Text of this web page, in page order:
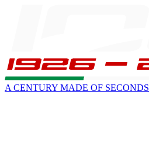
A CENTURY MADE OF SECONDS